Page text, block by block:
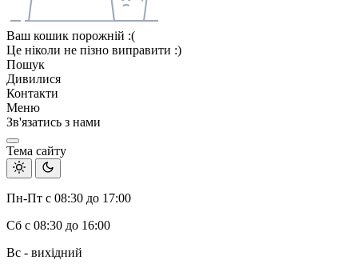
Ваш кошик порожній :(
Це ніколи не пізно виправити :)
Пошук
Дивилися
Контакти
Меню
Зв'язатись з нами
Тема сайту
Пн-Пт с 08:30 до 17:00
Сб с 08:30 до 16:00
Вс - вихідний